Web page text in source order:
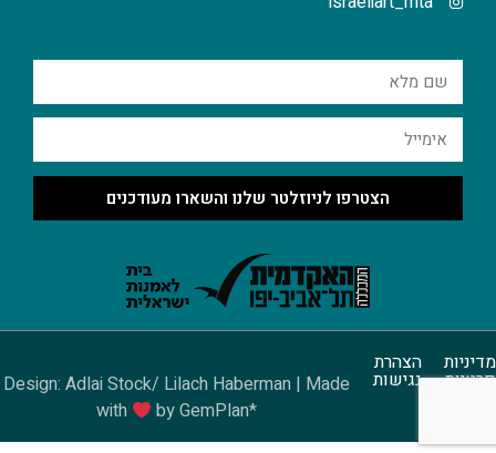
הצטרפו לניוזלטר שלנו והשארו מעודכנים
מדיניות
פרטיות
הצהרת
נגישות
Design: Adlai Stock/ Lilach Haberman | Made
with
by GemPlan*